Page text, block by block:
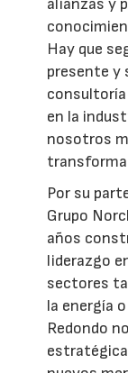
alianzas y
Hay que
presente y
consultoría
en la
nosotros
Por su
Grupo
años
liderazgo
sectores
la energía
Redondo